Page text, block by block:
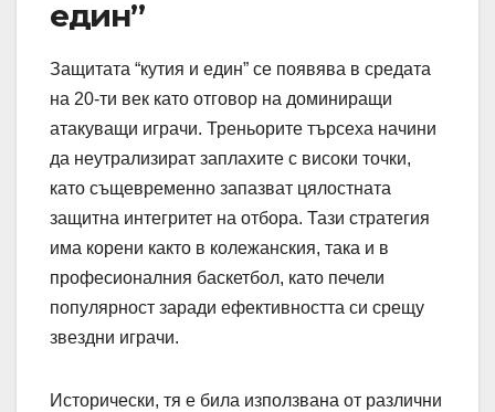
един”
Защитата “кутия и един” се появява в средата
на 20-ти век като отговор на доминиращи
атакуващи играчи. Треньорите търсеха начини
да неутрализират заплахите с високи точки,
като същевременно запазват цялостната
защитна интегритет на отбора. Тази стратегия
има корени както в колежанския, така и в
професионалния баскетбол, като печели
популярност заради ефективността си срещу
звездни играчи.
Исторически, тя е била използвана от различни